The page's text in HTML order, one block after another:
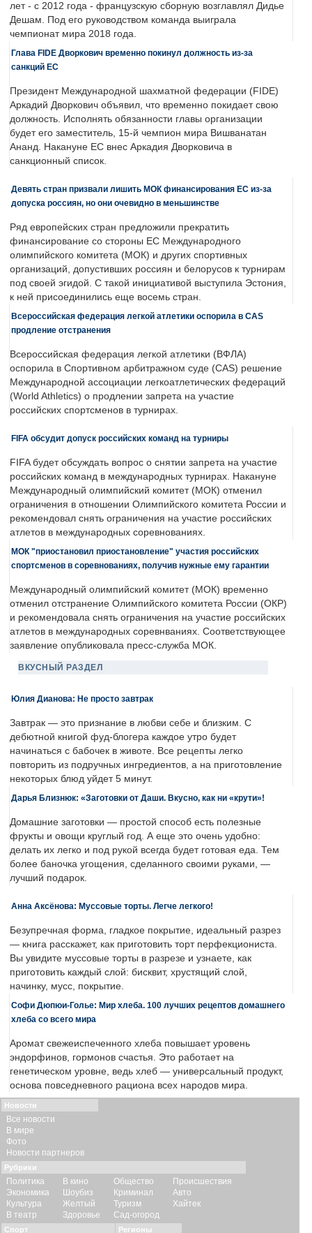
лет - с 2012 года - французскую сборную возглавлял Дидье
Дешам. Под его руководством команда выиграла
чемпионат мира 2018 года.
Глава FIDE Дворкович временно покинул должность из-за
санкций ЕС
Президент Международной шахматной федерации (FIDE)
Аркадий Дворкович объявил, что временно покидает свою
должность. Исполнять обязанности главы организации
будет его заместитель, 15-й чемпион мира Вишванатан
Ананд. Накануне ЕС внес Аркадия Дворковича в
санкционный список.
Девять стран призвали лишить МОК финансирования ЕС из-за
допуска россиян, но они очевидно в меньшинстве
Ряд европейских стран предложили прекратить
финансирование со стороны ЕС Международного
олимпийского комитета (МОК) и других спортивных
организаций, допустивших россиян и белорусов к турнирам
под своей эгидой. С такой инициативой выступила Эстония,
к ней присоединились еще восемь стран.
Всероссийская федерация легкой атлетики оспорила в CAS
продление отстранения
Всероссийская федерация легкой атлетики (ВФЛА)
оспорила в Спортивном арбитражном суде (CAS) решение
Международной ассоциации легкоатлетических федераций
(World Athletics) о продлении запрета на участие
российских спортсменов в турнирах.
FIFA обсудит допуск российских команд на турниры
FIFA будет обсуждать вопрос о снятии запрета на участие
российских команд в международных турнирах. Накануне
Международный олимпийский комитет (МОК) отменил
ограничения в отношении Олимпийского комитета России и
рекомендовал снять ограничения на участие российских
атлетов в международных соревнованиях.
МОК "приостановил приостановление" участия российских
спортсменов в соревнованиях, получив нужные ему гарантии
Международный олимпийский комитет (МОК) временно
отменил отстранение Олимпийского комитета России (ОКР)
и рекомендовала снять ограничения на участие российских
атлетов в международных соревнваниях. Соответствующее
заявление опубликовала пресс-служба МОК.
ВКУСНЫЙ РАЗДЕЛ
Юлия Дианова: Не просто завтрак
Завтрак — это признание в любви себе и близким. С
дебютной книгой фуд-блогера каждое утро будет
начинаться с бабочек в животе. Все рецепты легко
повторить из подручных ингредиентов, а на приготовление
некоторых блюд уйдет 5 минут.
Дарья Близнюк: «Заготовки от Даши. Вкусно, как ни «крути»!
Домашние заготовки — простой способ есть полезные
фрукты и овощи круглый год. А еще это очень удобно:
делать их легко и под рукой всегда будет готовая еда. Тем
более баночка угощения, сделанного своими руками, —
лучший подарок.
Анна Аксёнова: Муссовые торты. Легче легкого!
Безупречная форма, гладкое покрытие, идеальный разрез
— книга расскажет, как приготовить торт перфекциониста.
Вы увидите муссовые торты в разрезе и узнаете, как
приготовить каждый слой: бисквит, хрустящий слой,
начинку, мусс, покрытие.
Софи Дюпюи-Голье: Мир хлеба. 100 лучших рецептов домашнего
хлеба со всего мира
Аромат свежеиспеченного хлеба повышает уровень
эндорфинов, гормонов счастья. Это работает на
генетическом уровне, ведь хлеб — универсальный продукт,
основа повседневного рациона всех народов мира.
Новости
Все новости
В мире
Фото
Новости партнеров
Рубрики
Политика
Экономика
Культура
В театр
В кино
Шоубиз
Желтый
Здоровье
Общество
Криминал
Туризм
Сад-огород
Происшествия
Авто
Хайтек
Спорт Регионы